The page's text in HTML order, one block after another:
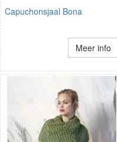
Capuchonsjaal Bona
Meer info